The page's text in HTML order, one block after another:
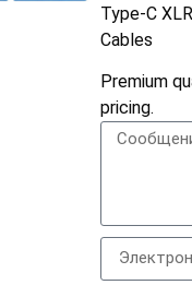
устройство
Синий/красный/
Type-C
Cables
Premium
pricing.